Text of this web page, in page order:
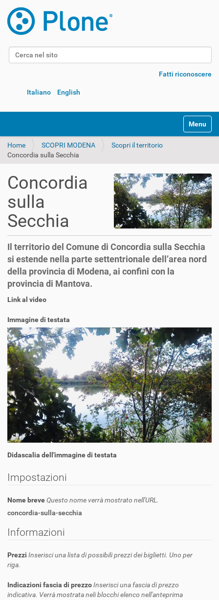
Cerca nel sito
Fatti riconoscere
Italiano English
Alterna
Home SCOPRI MODENA
Scopri il territorio
Concordia sulla Secchia
Concordia
sulla
Secchia
Il territorio del Comune di Concordia sulla Secchia
si estende nella parte settentrionale dell’area nord
della provincia di Modena, ai confini con la
provincia di Mantova.
Link al video
Immagine di testata
Didascalia dell'immagine di testata
Impostazioni
Nome breveQuesto nome verrà mostrato nell'URL.
concordia-sulla-secchia
Informazioni
Prezzi Inserisci una lista di possibili prezzi dei biglietti. Uno per
riga.
Indicazioni fascia di prezzoInserisci una fascia di prezzo
indicativa. Verrà mostrata neli blocchi elenco nell'anteprima